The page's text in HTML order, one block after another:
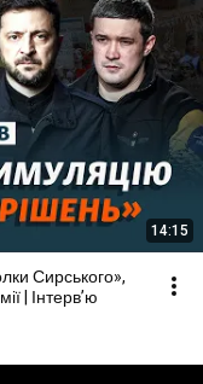
14:15
Сирського»,
| Інтерв’ю